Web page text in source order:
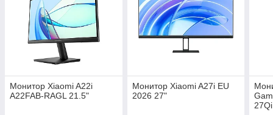
Монитор Xiaomi A22i
A22FAB-RAGL 21.5"
Монитор Xiaomi A27i EU
2026 27"